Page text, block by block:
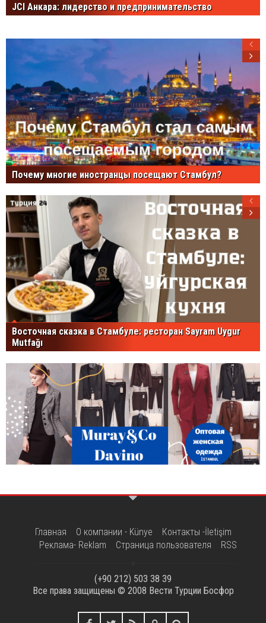
JCI Анкара: лидерство и предпринимательство
Почему многие иностранцы посещают Стамбул?
Восточная сказка в Стамбуле: ресторан Sayram Uygur
Mutfağı
Главная О компании - Künye
Контакты -İletişim
Реклама- Reklam
Страница пользователя RSS
(+90 212) 503 38 39
Все права защищены © 2008 Вести Турции Босфор